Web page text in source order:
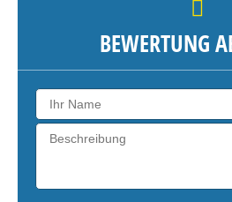
BEWERTUNG